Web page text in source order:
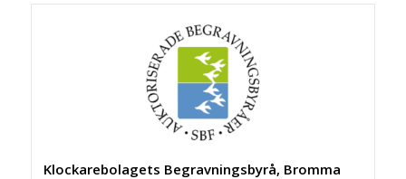
Klockarebolagets Begravningsbyrå, Bromma